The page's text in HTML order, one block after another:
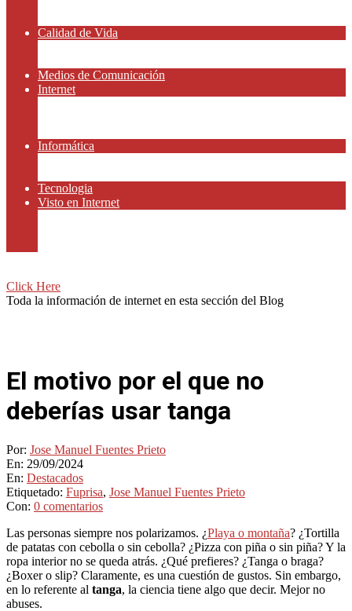
Calidad de Vida
Medios de Comunicación
Internet
Informática
Tecnologia
Visto en Internet
Click Here
Toda la información de internet en esta sección del Blog
El motivo por el que no
deberías usar tanga
Por: Jose Manuel Fuentes Prieto
En: 29/09/2024
En: Destacados
Etiquetado: Fuprisa, Jose Manuel Fuentes Prieto
Con: 0 comentarios
Las personas siempre nos polarizamos. ¿Playa o montaña? ¿Tortilla
de patatas con cebolla o sin cebolla? ¿Pizza con piña o sin piña? Y la
ropa interior no se queda atrás. ¿Qué prefieres? ¿Tanga o braga?
¿Boxer o slip? Claramente, es una cuestión de gustos. Sin embargo,
en lo referente al tanga, la ciencia tiene algo que decir. Mejor no
abuses.